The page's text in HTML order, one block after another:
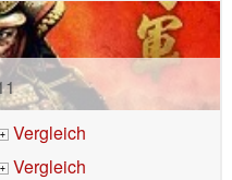
+
Vergleich
+
Vergleich